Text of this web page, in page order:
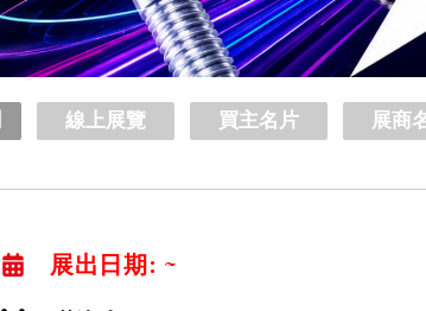
線上展覽 買主名片 展商
展出日期: ~